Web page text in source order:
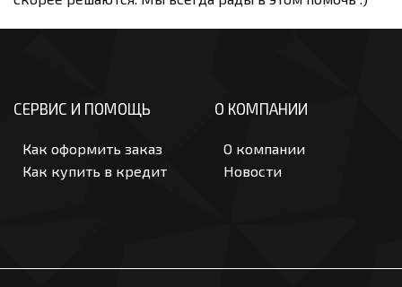
СЕРВИС И ПОМОЩЬ
Как оформить заказ
Как купить в кредит
О КОМПАНИИ
О компании
Новости